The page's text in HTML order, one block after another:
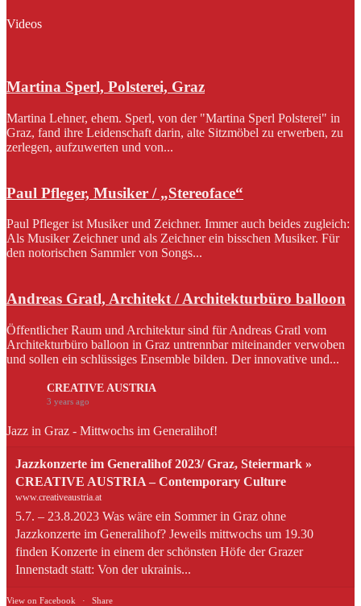
Videos
Martina Sperl, Polsterei, Graz
Martina Lehner, ehem. Sperl, von der "Martina Sperl Polsterei" in
Graz, fand ihre Leidenschaft darin, alte Sitzmöbel zu erwerben, zu
zerlegen, aufzuwerten und von...
Paul Pfleger, Musiker / „Stereoface“
Paul Pfleger ist Musiker und Zeichner. Immer auch beides zugleich:
Als Musiker Zeichner und als Zeichner ein bisschen Musiker. Für
den notorischen Sammler von Songs...
Andreas Gratl, Architekt / Architekturbüro balloon
Öffentlicher Raum und Architektur sind für Andreas Gratl vom
Architekturbüro balloon in Graz untrennbar miteinander verwoben
und sollen ein schlüssiges Ensemble bilden. Der innovative und...
CREATIVE AUSTRIA
3 years ago
Jazz in Graz - Mittwochs im Generalihof!
Jazzkonzerte im Generalihof 2023/ Graz, Steiermark »
CREATIVE AUSTRIA – Contemporary Culture
www.creativeaustria.at
5.7. – 23.8.2023 Was wäre ein Sommer in Graz ohne
Jazzkonzerte im Generalihof? Jeweils mittwochs um 19.30
finden Konzerte in einem der schönsten Höfe der Grazer
Innenstadt statt: Von der ukrainis...
View on Facebook · Share